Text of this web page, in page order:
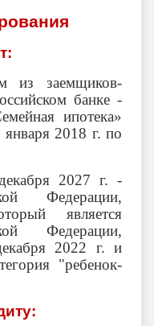
заемщиков-
банке -
ипотека»
2018 г. по
2027 г. -
Федерации,
является
Федерации,
2022 г. и
"ребенок-